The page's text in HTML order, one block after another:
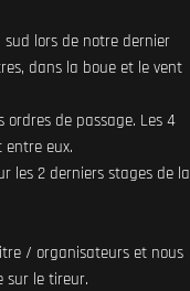
lors de notre dernier
dans la boue et le vent
ordres de passage. Les 4
eux.
les 2 derniers stages de la
/ organisateurs et nous
sur le tireur.